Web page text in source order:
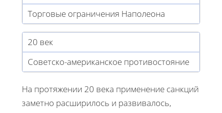
Торговые ограничения Наполеона
20 век
Советско-американское противостояние
На протяжении 20 века применение санкций
заметно расширилось и развивалось,